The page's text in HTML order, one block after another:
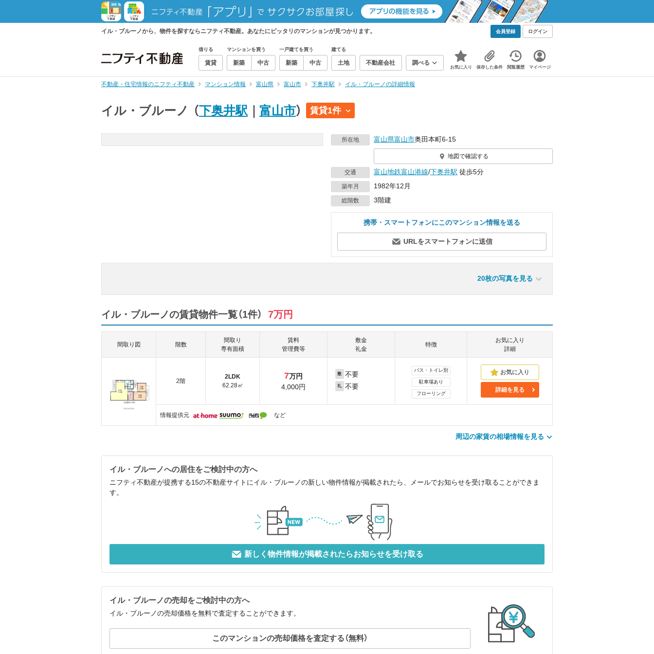
イル・ブルーノから、物件を探すならニフティ不動産。あなたにピッタリのマンションが見つかります。 会員登録 ログイン
借りる
賃貸
マンションを買う
新築 中古
一戸建てを買う
新築 中古
建てる
土地 不動産会社 調べる
お気に入り 保存した条件 閲覧履歴 マイページ
不動産・住宅情報のニフティ不動産 マンション情報 富山県 富山市 下奥井駅 イル・ブルーノの詳細情報
イル・ブルーノ （下奥井駅 富山市） 賃貸1件
所在地 富山県富山市奥田本町6-15
地図で確認する
交通 富山地鉄富山港線/下奥井駅 徒歩5分
築年月 1982年12月
総階数 3階建
携帯・スマートフォンにこのマンション情報を送る
URLをスマートフォンに送信
20枚の写真を見る
イル・ブルーノの賃貸物件一覧（1件） 7万円
間取り図 階数
間取り
専有面積
賃料
管理費等
敷金
礼金
特徴
お気に入り
詳細
2階
2LDK
62.28㎡
7万円
4,000円
敷 不要
礼 不要
バス・トイレ別
駐車場あり
フローリング
詳細を見る
情報提供元 など
周辺の家賃の相場情報を見る
イル・ブルーノへの居住をご検討中の方へ
ニフティ不動産が提携する15の不動産サイトにイル・ブルーノの新しい物件情報が掲載されたら、メールでお知らせを受け取ることができま
す。
新しく物件情報が掲載されたらお知らせを受け取る
イル・ブルーノの売却をご検討中の方へ
イル・ブルーノの売却価格を無料で査定することができます。
このマンションの売却価格を査定する（無料）